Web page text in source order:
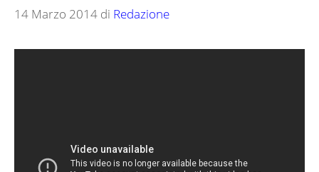
14 Marzo 2014 di Redazione